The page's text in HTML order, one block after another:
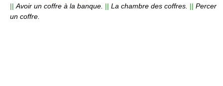
|| Avoir un coffre à la banque. || La chambre des coffres. || Percer
un coffre.